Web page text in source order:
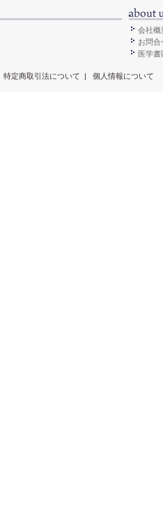
会社概
お問合
医学
特定商取引法について | 個人情報について